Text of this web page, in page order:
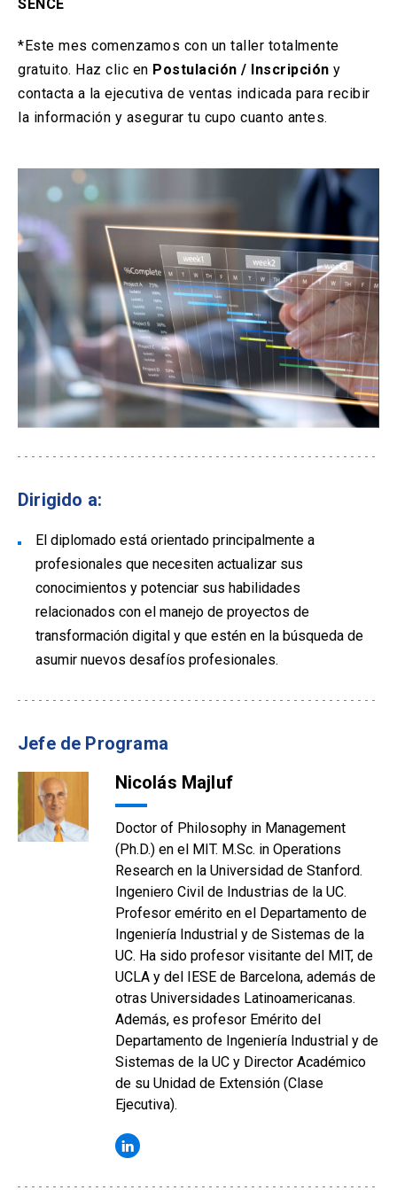
SENCE
*Este mes comenzamos con un taller totalmente
gratuito. Haz clic en Postulación / Inscripción y
contacta a la ejecutiva de ventas indicada para recibir
la información y asegurar tu cupo cuanto antes.
Dirigido a:
El diplomado está orientado principalmente a
profesionales que necesiten actualizar sus
conocimientos y potenciar sus habilidades
relacionados con el manejo de proyectos de
transformación digital y que estén en la búsqueda de
asumir nuevos desafíos profesionales.
Jefe de Programa
Nicolás Majluf
Doctor of Philosophy in Management
(Ph.D.) en el MIT. M.Sc. in Operations
Research en la Universidad de Stanford.
Ingeniero Civil de Industrias de la UC.
Profesor emérito en el Departamento de
Ingeniería Industrial y de Sistemas de la
UC. Ha sido profesor visitante del MIT, de
UCLA y del IESE de Barcelona, además de
otras Universidades Latinoamericanas.
Además, es profesor Emérito del
Departamento de Ingeniería Industrial y de
Sistemas de la UC y Director Académico
de su Unidad de Extensión (Clase
Ejecutiva).